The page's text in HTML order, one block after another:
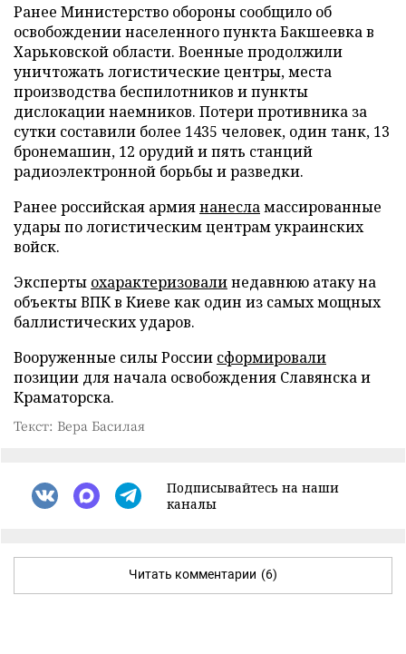
Ранее Министерство обороны сообщило об
освобождении населенного пункта Бакшеевка в
Харьковской области. Военные продолжили
уничтожать логистические центры, места
производства беспилотников и пункты
дислокации наемников. Потери противника за
сутки составили более 1435 человек, один танк, 13
бронемашин, 12 орудий и пять станций
радиоэлектронной борьбы и разведки.
Ранее российская армиянанесламассированные
удары по логистическим центрам украинских
войск.
Эксперты охарактеризовалинедавнюю атаку на
объекты ВПК в Киеве как один из самых мощных
баллистических ударов.
Вооруженные силы России сформировали
позиции для начала освобождения Славянска и
Краматорска.
Текст: Вера Басилая
Подписывайтесь на наши
каналы
Читать комментарии (6)